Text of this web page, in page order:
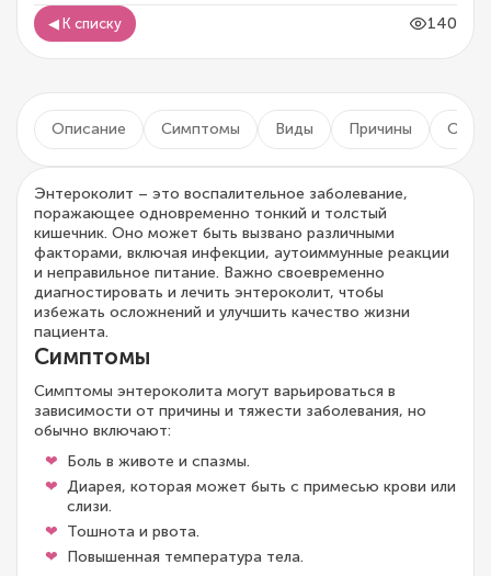
◀ К списку 140
Описание Симптомы Виды Причины
Энтероколит – это воспалительное заболевание,
поражающее одновременно тонкий и толстый
кишечник. Оно может быть вызвано различными
факторами, включая инфекции, аутоиммунные реакции
и неправильное питание. Важно своевременно
диагностировать и лечить энтероколит, чтобы
избежать осложнений и улучшить качество жизни
пациента.
Симптомы
Симптомы энтероколита могут варьироваться в
зависимости от причины и тяжести заболевания, но
обычно включают:
Боль в животе и спазмы.
Диарея, которая может быть с примесью крови или
слизи.
Тошнота и рвота.
Повышенная температура тела.